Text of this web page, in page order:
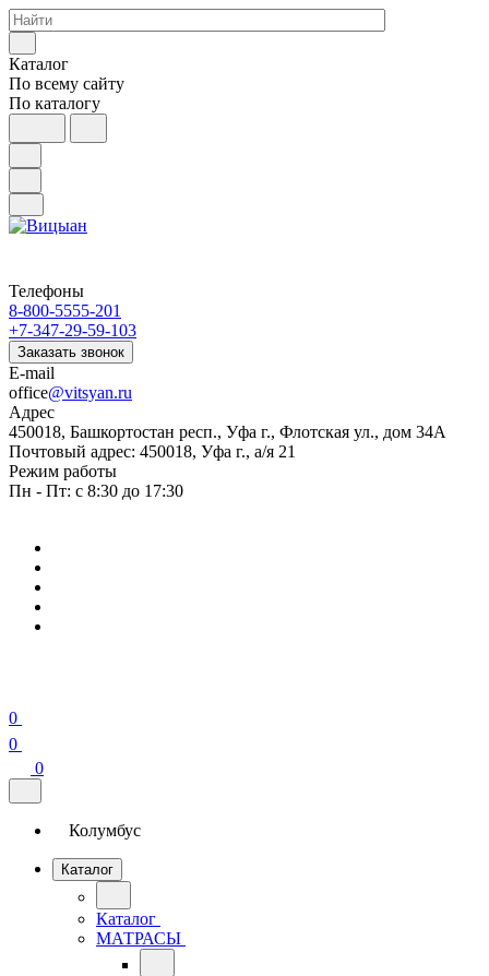
Каталог
По всему сайту
По каталогу
Телефоны
8-800-5555-201
+7-347-29-59-103
Заказать звонок
E-mail
office@vitsyan.ru
Адрес
450018, Башкортостан респ., Уфа г., Флотская ул., дом 34А
Почтовый адрес: 450018, Уфа г., а/я 21
Режим работы
Пн - Пт: с 8:30 до 17:30
0
0
0
Колумбус
Каталог
Каталог
МАТРАСЫ